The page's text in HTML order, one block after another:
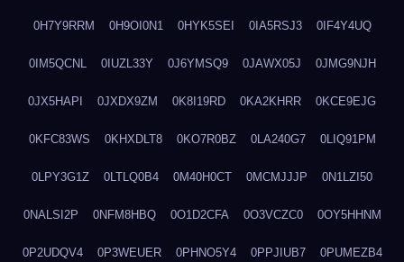
0H7Y9RRM 0H9OI0N1 0HYK5SEI 0IA5RSJ3 0IF4Y4UQ
0IM5QCNL 0IUZL33Y 0J6YMSQ9 0JAWX05J 0JMG9NJH
0JX5HAPI 0JXDX9ZM 0K8I19RD 0KA2KHRR 0KCE9EJG
0KFC83WS 0KHXDLT8 0KO7R0BZ 0LA240G7 0LIQ91PM
0LPY3G1Z 0LTLQ0B4 0M40H0CT 0MCMJJJP 0N1LZI50
0NALSI2P 0NFM8HBQ 0O1D2CFA 0O3VCZC0 0OY5HHNM
0P2UDQV4 0P3WEUER 0PHNO5Y4 0PPJIUB7 0PUMEZB4